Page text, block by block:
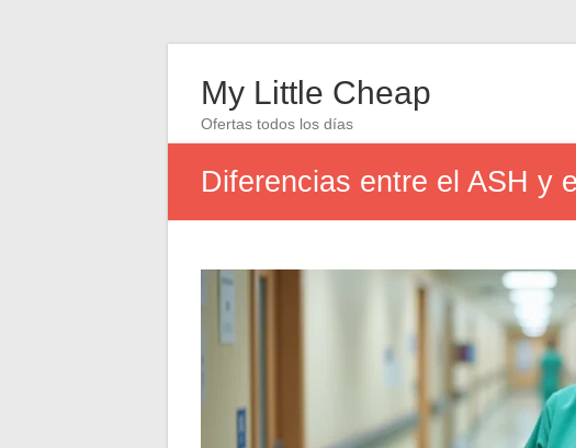
My Little Cheap
Ofertas todos los días
Diferencias entre el ASH y